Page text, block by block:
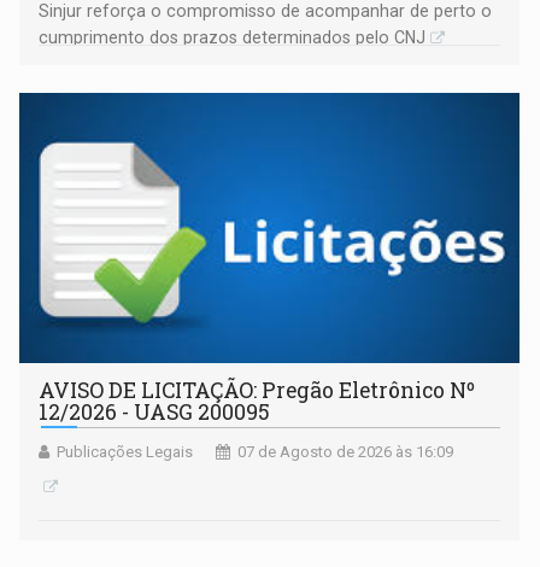
Sinjur reforça o compromisso de acompanhar de perto o
cumprimento dos prazos determinados pelo CNJ
AVISO DE LICITAÇÃO: Pregão Eletrônico Nº
12/2026 - UASG 200095
Publicações Legais 07 de Agosto de 2026 às 16:09